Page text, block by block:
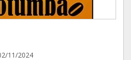
11/2024